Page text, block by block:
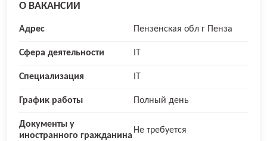
О ВАКАНСИИ
Адрес Пензенская обл г Пенза
Сфера деятельности
Специализация
График работы Полный день
Документы у
иностранного гражданина
Не требуется